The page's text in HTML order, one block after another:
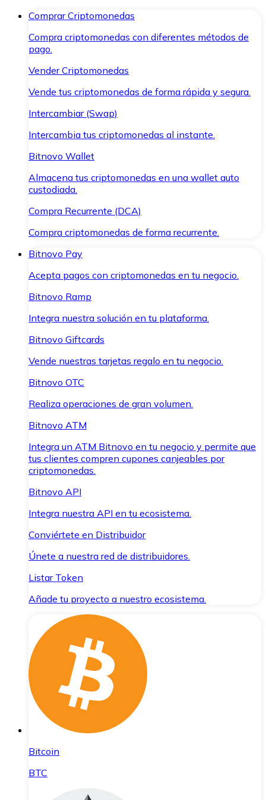
Comprar Criptomonedas
Compra criptomonedas con diferentes métodos de
pago.
Vender Criptomonedas
Vende tus criptomonedas de forma rápida y segura.
Intercambiar (Swap)
Intercambia tus criptomonedas al instante.
Bitnovo Wallet
Almacena tus criptomonedas en una wallet auto
custodiada.
Compra Recurrente (DCA)
Compra criptomonedas de forma recurrente.
Bitnovo Pay
Acepta pagos con criptomonedas en tu negocio.
Bitnovo Ramp
Integra nuestra solución en tu plataforma.
Bitnovo Giftcards
Vende nuestras tarjetas regalo en tu negocio.
Bitnovo OTC
Realiza operaciones de gran volumen.
Bitnovo ATM
Integra un ATM Bitnovo en tu negocio y permite que
tus clientes compren cupones canjeables por
criptomonedas.
Bitnovo API
Integra nuestra API en tu ecosistema.
Conviértete en Distribuidor
Únete a nuestra red de distribuidores.
Listar Token
Añade tu proyecto a nuestro ecosistema.
Bitcoin
BTC